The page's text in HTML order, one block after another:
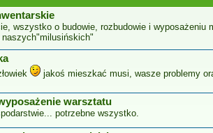
wszystko o budowie, rozbudowie i wyposażeniu
naszych"milusińskich"
jakoś mieszkać musi, wasze problemy
warsztatu
potrzebne wszystko.